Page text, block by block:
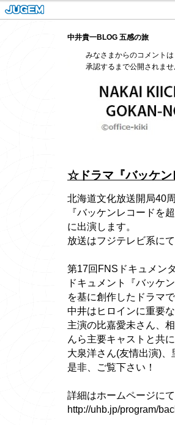
中井貴一BLOG 五感の旅
みなさまからのコメント
承認するまで公開されませ
☆ドラマ『バッケン
北海道文化放送開局40
『バッケンレコードを超
に出演します。
放送はフジテレビ系に
第17回FNSドキュメン
ドキュメント『バッケ
を基に創作したドラマで
中井はヒロインに重要
主演の比嘉愛未さん、
んら主要キャストと共に
大泉洋さん(友情出演)
是非、ご覧下さい！
詳細はホームページにて
http://uhb.jp/program/